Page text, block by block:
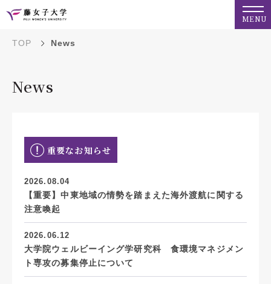
MENU
TOP News
News
重要なお知らせ
2026.08.04
【重要】中東地域の情勢を踏まえた海外渡航に関する
注意喚起
2026.06.12
大学院ウェルビーイング学研究科 食環境マネジメン
ト専攻の募集停止について